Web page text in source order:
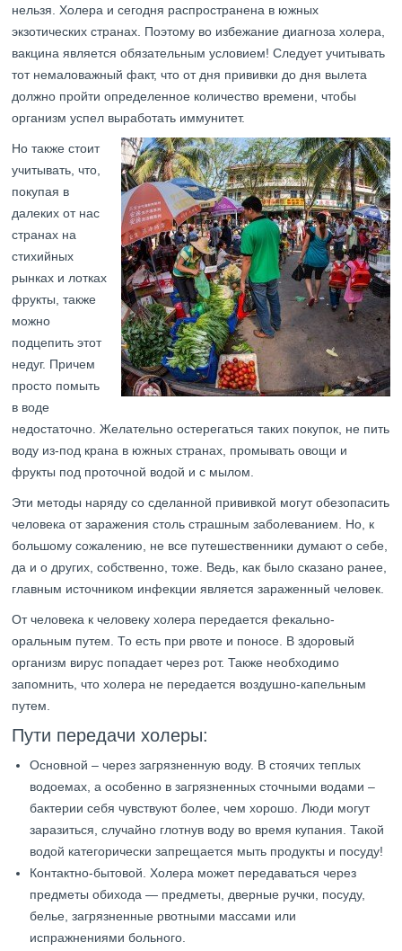
нельзя. Холера и сегодня распространена в южных
экзотических странах. Поэтому во избежание диагноза холера,
вакцина является обязательным условием! Следует учитывать
тот немаловажный факт, что от дня прививки до дня вылета
должно пройти определенное количество времени, чтобы
организм успел выработать иммунитет.
Но также стоит
учитывать, что,
покупая в
далеких от нас
странах на
стихийных
рынках и лотках
фрукты, также
можно
подцепить этот
недуг. Причем
просто помыть
в воде
недостаточно. Желательно остерегаться таких покупок, не пить
воду из-под крана в южных странах, промывать овощи и
фрукты под проточной водой и с мылом.
Эти методы наряду со сделанной прививкой могут обезопасить
человека от заражения столь страшным заболеванием. Но, к
большому сожалению, не все путешественники думают о себе,
да и о других, собственно, тоже. Ведь, как было сказано ранее,
главным источником инфекции является зараженный человек.
От человека к человеку холера передается фекально-
оральным путем. То есть при рвоте и поносе. В здоровый
организм вирус попадает через рот. Также необходимо
запомнить, что холера не передается воздушно-капельным
путем.
Пути передачи холеры:
Основной – через загрязненную воду. В стоячих теплых
водоемах, а особенно в загрязненных сточными водами –
бактерии себя чувствуют более, чем хорошо. Люди могут
заразиться, случайно глотнув воду во время купания. Такой
водой категорически запрещается мыть продукты и посуду!
Контактно-бытовой. Холера может передаваться через
предметы обихода — предметы, дверные ручки, посуду,
белье, загрязненные рвотными массами или
испражнениями больного.